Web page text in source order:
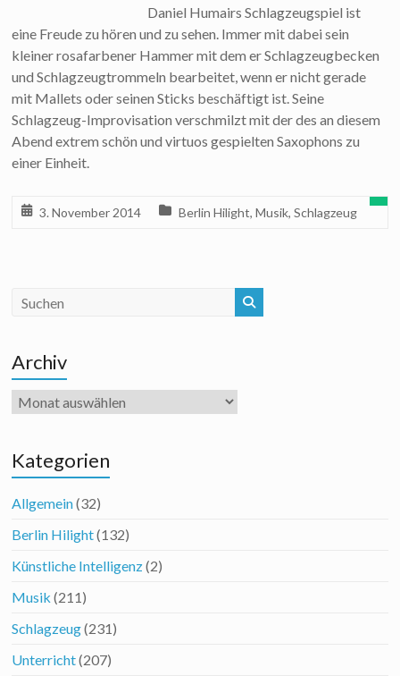
Daniel Humairs Schlagzeugspiel ist
eine Freude zu hören und zu sehen. Immer mit dabei sein
kleiner rosafarbener Hammer mit dem er Schlagzeugbecken
und Schlagzeugtrommeln bearbeitet, wenn er nicht gerade
mit Mallets oder seinen Sticks beschäftigt ist. Seine
Schlagzeug-Improvisation verschmilzt mit der des an diesem
Abend extrem schön und virtuos gespielten Saxophons zu
einer Einheit.
3. November 2014 Berlin Hilight,Musik,Schlagzeug
Archiv
Archiv
Kategorien
Allgemein(32)
Berlin Hilight(132)
Künstliche Intelligenz(2)
Musik (211)
Schlagzeug(231)
Unterricht(207)